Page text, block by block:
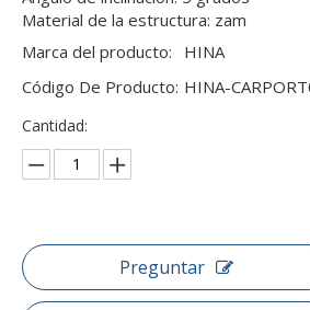
Material de la estructura: zam
Marca del producto:
HINA
Código De Producto: HINA-
Cantidad:
Preguntar